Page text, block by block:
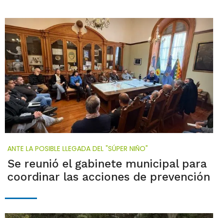
ANTE LA POSIBLE LLEGADA DEL "SÚPER NIÑO"
Se reunió el gabinete municipal para
coordinar las acciones de prevención